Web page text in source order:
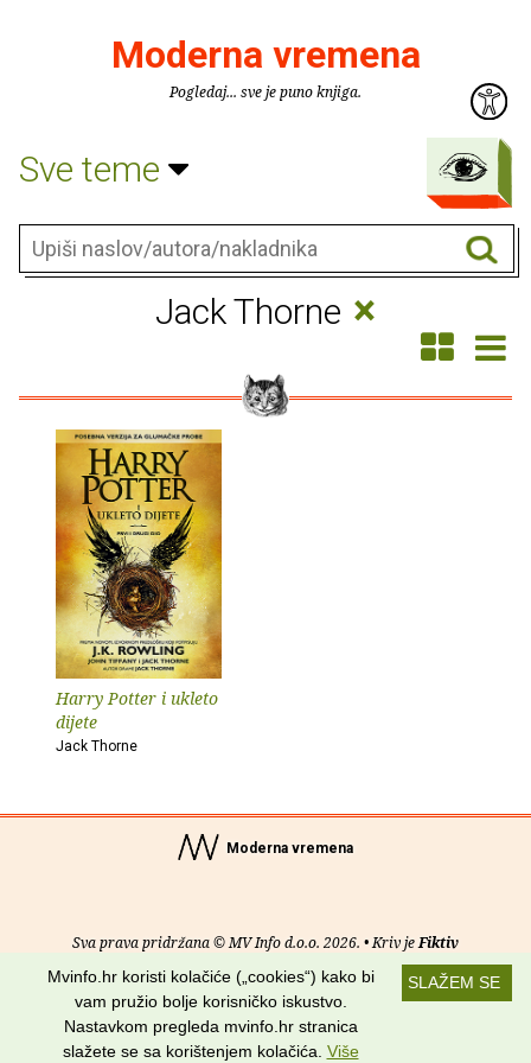
Moderna vremena
Pogledaj... sve je puno knjiga.
Sve teme
Jack Thorne ×
Harry Potter i ukleto
dijete
Jack Thorne
Moderna vremena
Sva prava pridržana © MV Info d.o.o. 2026. • Kriv jeFiktiv
Uvjeti korištenja RSS kanali
Potraži nas na:
SLAŽEM SE
Mvinfo.hr koristi kolačiće („cookies“) kako bi
vam pružio bolje korisničko iskustvo.
Nastavkom pregleda mvinfo.hr stranica
slažete se sa korištenjem kolačića. Više